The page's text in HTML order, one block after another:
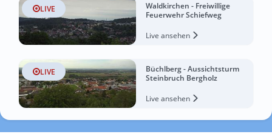
LIVE
Waldkirchen - Freiwillige
Feuerwehr Schiefweg
Live ansehen
LIVE
Büchlberg - Aussichtsturm
Steinbruch Bergholz
Live ansehen